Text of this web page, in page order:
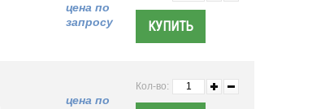
цена по
запросу
цена по
Кол-во: